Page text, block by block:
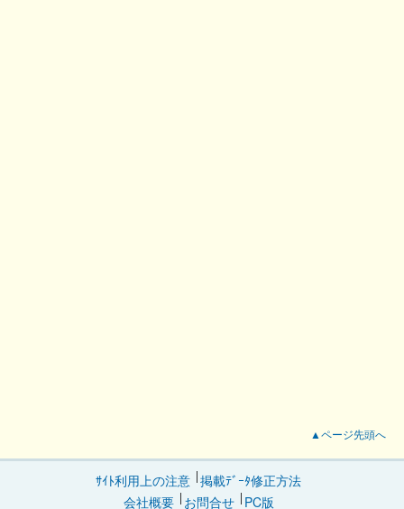
▲ページ先頭へ
ｻｲﾄ利用上の注意 掲載ﾃﾞｰﾀ修正方法
会社概要
お問合せ PC版